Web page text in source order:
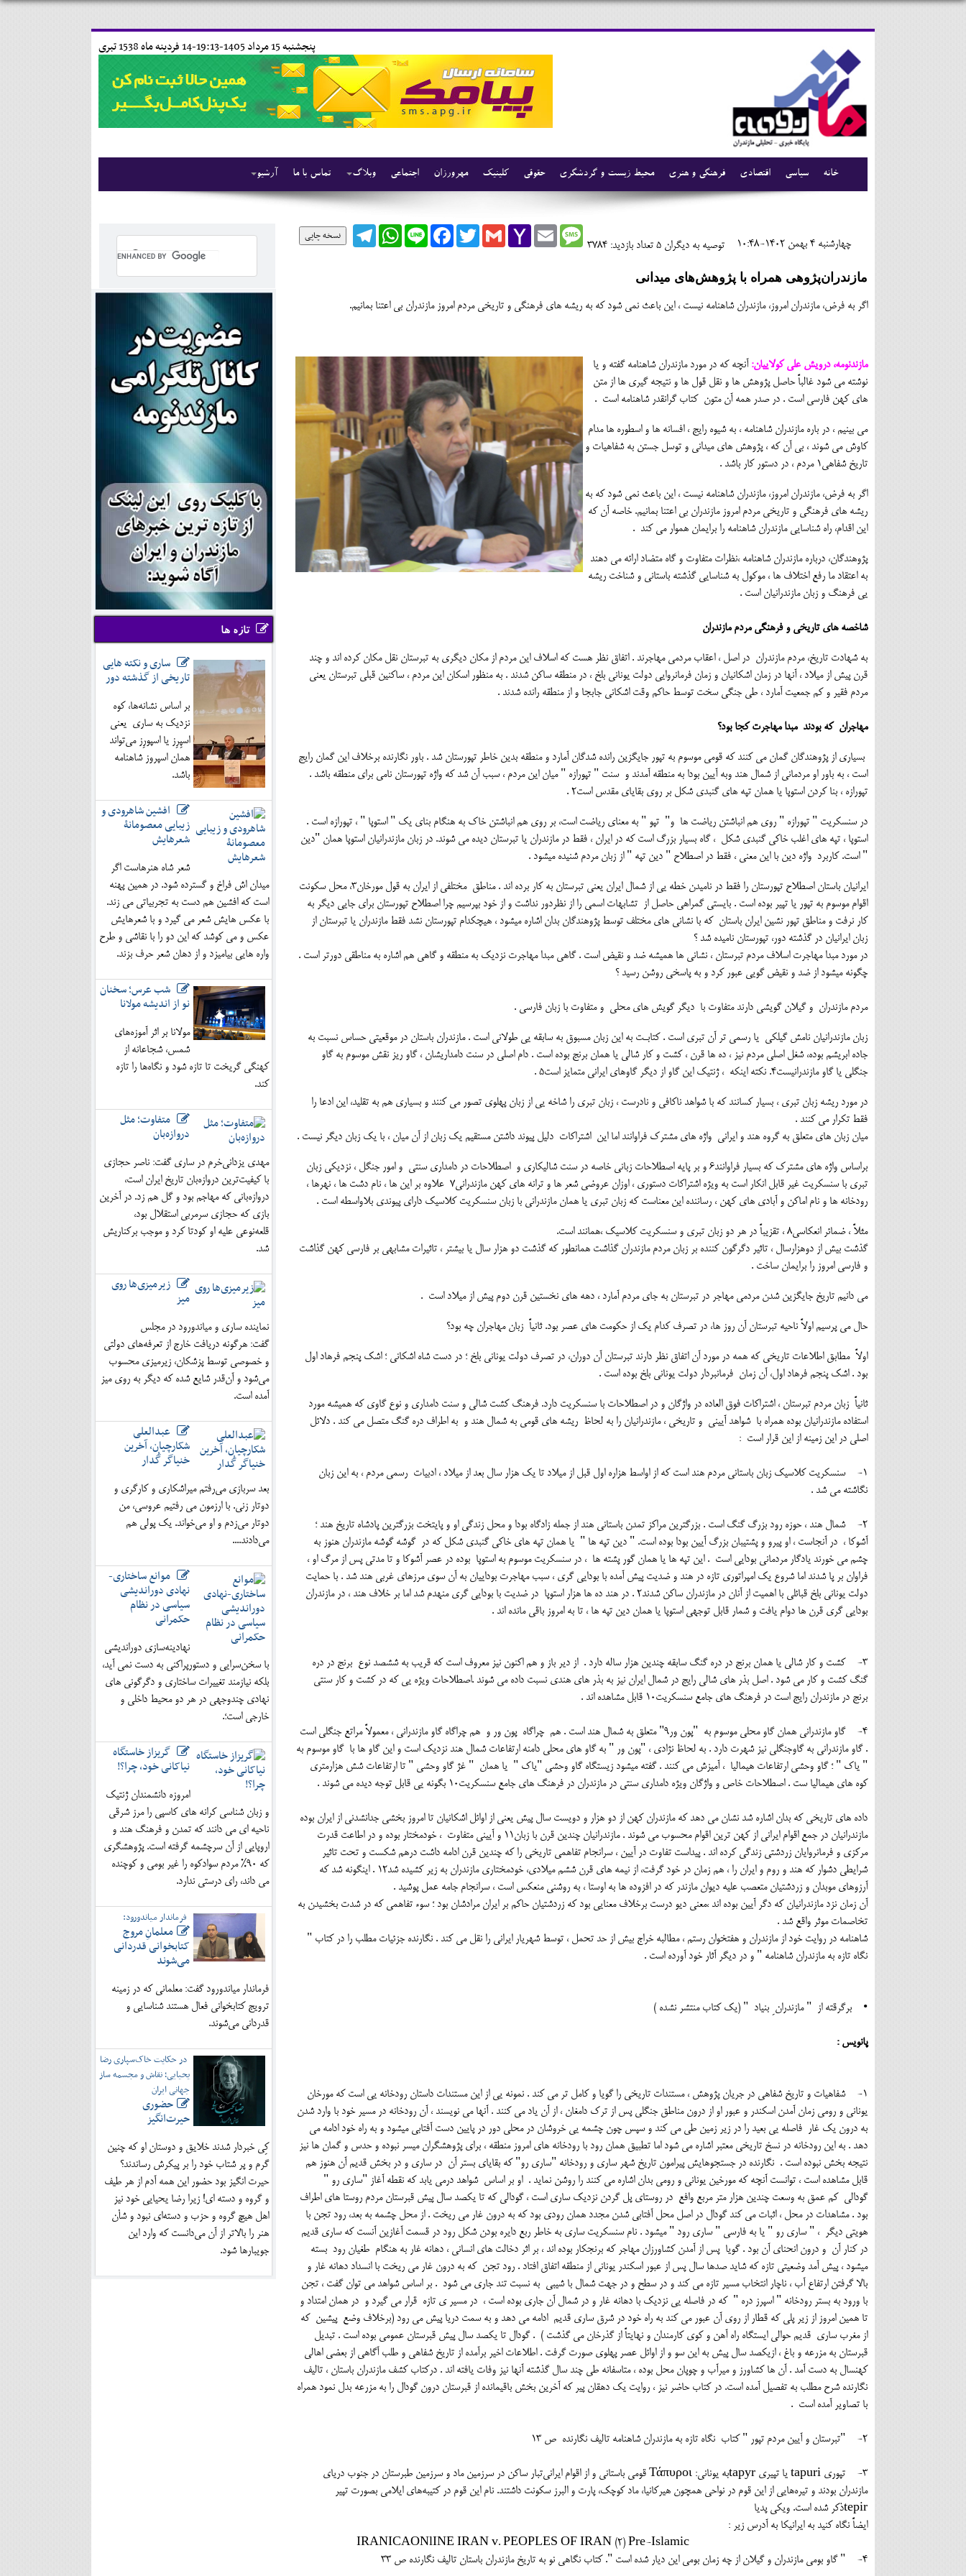
14 فردينه ماه 1538 تبری پنجشنبه 15 مرداد 1405-19:13-
آرشیو تماس با ما وبلاگ اجتماعی مهرورزان کلینیک حقوقی محیط زیست و گردشگری فرهنگی و هنری اقتصادی سیاسی خانه
نسخه چاپیTelegramWhatsApp Line
FacebookTwitterGmailYahoo
Mail
EmailMessage
تعداد بازدید: 3784 توصیه به دیگران 5 چهارشنبه 4 بهمن 1402-10:48
مازندران‌پژوهی همراه با پژوهش‌های میدانی
اگر به فرض، مازندران امروز، مازندران شاهنامه نیست ، این باعث نمی شود که به ریشه های فرهنگی و تاریخی مردم امروز مازندران بی اعتنا بمانیم.
مازندنومه، درویش علی کولاییان: آنچه که در مورد مازندران شاهنامه گفته و یا
نوشته می شود غالباً حاصل پژوهش ها و نقل قول ها و نتیجه گیری ها از متن
های کهن فارسی است . در صدر همه آن متون کتاب گرانقدر شاهنامه است .
می بینیم ، در باره مازندران شاهنامه ، به شیوه رایج ، افسانه ها و اسطوره ها مدام
کاوش می شوند ، بی آن که ، پژوهش های میدانی و توسل جستن به شفاهیات و
تاریخ شفاهی1 مردم ، در دستور کار باشد .
اگر به فرض، مازندران امروز، مازندران شاهنامه نیست ، این باعث نمی شود که به
ریشه های فرهنگی و تاریخی مردم امروز مازندران بی اعتنا بمانیم. خاصه آن که
این اقدام، راه شناسایی مازندران شاهنامه را برایمان هموار می کند .
پژوهندگان، درباره مازندران شاهنامه ،نظرات متفاوت و گاه متضاد ارائه می دهند
به اعتقاد ما رفع اختلاف ها ، موکول به شناسایی گذشته باستانی و شناخت ریشه
یی فرهنگ و زبان مازندرانیان است .
شاخصه های تاریخی و فرهنگی مردم مازندران
به شهادت تاریخ، مردم مازندران در اصل ، اعقاب مردمی مهاجرند . اتفاق نظر هست که اسلاف این مردم از مکان دیگری به تبرستان نقل مکان کرده اند و چند
قرن پیش از میلاد ، آنها در زمان اشکانیان و زمان فرمانروایی دولت یونانی بلخ ، در منطقه ساکن شدند . به منظور اسکان این مردم ، ساکنین قبلی تبرستان یعنی
مردم فقیر و کم جمعیت آمارد ، طی جنگی سخت توسط حاکم وقت اشکانی جابجا و از منطقه رانده شدند .
مهاجران که بودند مبدا مهاجرت کجا بود؟
بسیاری از پژوهندگان گمان می کنند که قومی موسوم به تپور جایگزین رانده شدگان آمارد و منطقه بدین خاطر تپورستان شد . باور نگارنده برخلاف این گمان رایج
است ، به باور او مردمانی از شمال هند وبه آیین بودا به منطقه آمدند و سنت " تپورازه " میان این مردم ، سبب آن شد که واژه تپورستان نامی برای منطقه باشد .
تپورازه ، بنا کردن استوپا یا همان تپه های گنبدی شکل بر روی بقایای مقدس است2 .
در سنسکریت " تپورازه " روی هم انباشتن ریاضت ها و" تپو " به معنای ریاضت است، بر روی هم انباشتن خاک به هنگام بنای یک " استوپا " ، تپورازه است .
استوپا ، تپه های اغلب خاکی گنبدی شکل ، گاه بسیار بزرگ است که در ایران ، فقط در مازندران یا تبرستان دیده می شوند. در زبان مازندرانیان استوپا همان "دین
" است. کاربرد واژه دین با این معنی ، فقط در اصطلاح " دین تپه " از زبان مردم شنیده میشود .
ایرانیان باستان اصطلاح تپورستان را فقط در نامیدن خطه یی از شمال ایران یعنی تبرستان به کار برده اند . مناطق مختلفی از ایران به قول مورخان3، محل سکونت
اقوام موسوم به تپور یا تپیر بوده است . بایستی گمراهی حاصل از تشابهات اسمی را از نظردور نداشت و از خود بپرسیم چرا اصطلاح تپورستان برای جایی دیگر به
کار نرفت و مناطق تپور نشین ایران باستان که با نشانی های مختلف توسط پژوهندگان بدان اشاره میشود ، هیچکدام تپورستان نشد فقط مازندران یا تبرستان از
زبان ایرانیان در گذشته دور، تپورستان نامیده شد ؟
در مورد مبدا مهاجرت اسلاف مردم تبرستان ، نشانی ها همیشه ضد و نقیض است . گاهی مبدا مهاجرت نزدیک به منطقه و گاهی هم اشاره به مناطقی دورتر است .
چگونه میشود از ضد و نقیض گویی عبور کرد و به پاسخی روشن رسید ؟
مردم مازندران و گیلان گویشی دارند متفاوت با دیگر گویش های محلی و متفاوت با زبان فارسی .
زبان مازندرانیان نامش گیلکی یا رسمی تر آن تبری است . کتابـت به این زبان مسبوق به سابقه یی طولانی است . مازندران باستان در موقعیتی حساس نسبت به
جاده ابریشم بوده، شغل اصلی مردم نیز ، ده ها قرن ، کشت و کار شالی یا همان برنج بوده است . دام اصلی در سنت دامداریشان ، گاو ریز نقش موسوم به گاو
جنگلی یا گاو مازندرانیست4. نکته اینکه ، ژنتیک این گاو از دیگر گاوهای ایرانی متمایز است5 .
در مورد ریشه زبان تبری ، بسیار کسانند که با شواهد ناکافی و نادرست ، زبان تبری را شاخه یی از زبان پهلوی تصور می کنند و بسیاری هم به تقلید، این ادعا را
فقط تکرار می کنند .
میان زبان های متعلق به گروه هند و ایرانی واژه های مشترک فراوانند اما این اشتراکات دلیل پیوند داشتن مستقیم یک زبان از آن میان ، با یک زبان دیگر نیست .
براساس واژه های مشترک که بسیار فراوانند6 و بر پایه اصطلاحات زبانی خاصه در سنت شالیکاری و اصطلاحات در دامداری سنتی و امور جنگل ، نزدیکی زبان
تبری با سنسکریت غیر قابل انکار است به ویژه اشتراکات دستوری ، اوزان عروضی شعر ها و ترانه های کهن مازندرانی7 علاوه بر این ها ، نام دشت ها ، نهرها ،
رودخانه ها و نام اماکن و آبادی های کهن ، رساننده این معناست که زبان تبری یا همان مازندرانی با زبان سنسکریت کلاسیک دارای پیوندی بلاواسطه است .
مثلاً ، ضمائر انعکاسی8 ، تقزیباً در هر دو زبان تبری و سنسکریت کلاسیک ،همانند است.
گذشت بیش از دوهزارسال ، تاثیر دگرگون کننده بر زبان مردم مازندران گذاشت همانطور که گذشت دو هزار سال یا بیشتر ، تاثیرات مشابهی بر فارسی کهن گذاشت
و فارسی امروز را برایمان ساخت .
می دانیم تاریخ جایگزین شدن مردمی مهاجر در تبرستان به جای مردم آمارد ، دهه های نخستین قرن دوم پیش از میلاد است .
حال می پرسیم اولاً ناحیه تبرستان آن روز ها، در تصرف کدام یک از حکومت های عصر بود. ثانیاً زبان مهاجران چه بود؟
اولاً مطابق اطلاعات تاریخی که همه در مورد آن اتفاق نظر دارند تبرستان آن دوران، در تصرف دولت یونانی بلخ ؛ در دست شاه اشکانی ؛ اشک پنجم فرهاد اول
بود . اشک پنجم فرهاد اول، آن زمان فرمانبردار دولت یونانی بلخ بوده است .
ثانیاً زبان مردم تبرستان ، اشتراکات فوق العاده در واژگان و در اصطلاحات با سنسکریت دارد. فرهنگ کشت شالی و سنت دامداری و نوع گاوی که همیشه مورد
استفاده مازندرانیان بوده همراه با شواهد آیینی و تاریخی ، مازندرانیان را به لحاظ ریشه های قومی به شمال هند و به اطراف دره گنگ متصل می کند . دلائل
اصلی در این زمینه از این قرار است :
1- سنسکریت کلاسیک زبان باستانی مردم هند است که از اواسط هزاره اول قبل از میلاد تا یک هزار سال بعد از میلاد ، ادبیات رسمی مردم ، به این زبان
نگاشته می شد .
2- شمال هند ، حوزه رود بزرگ گنگ است . بزرگترین مراکز تمدن باستانی هند از جمله زادگاه بودا و محل زندگی او و پایتخت بزرگترین پادشاه تاریخ هند ؛
آشوکا ، در آنجاست ، او پیرو و پشتیبان بزرگ آیین بودا بوده است. " دین تپه ها " یا همان تپه های خاکی گنبدی شکل که در گوشه گوشه مازندران هنوز به
چشم می خورند یادگار مردمانی بودایی است . این تپه ها یا همان گور پشته ها ، در سنسکریت موسوم به استوپا بوده در عصر آشوکا و تا مدتی پس از مرگ او ،
فراوان بر پا شدند اما شروع یک امپراتوری تازه در هند و ضدیت پیش آمده با بودایی گری ، سبب مهاجرت بوداییان به آن سوی مرزهای غربی هند شد . با حمایت
دولت یونانی بلخ قبائلی با اهمیت از آنان در مازندران ساکن شدند2 . در هند ده ها هزار استوپا در ضدیت با بودایی گری منهدم شد اما بر خلاف هند ، در مازندران
بودایی گری قرن ها دوام یافت و شمار قابل توجهی استوپا یا همان دین تپه ها ، تا به امروز باقی مانده اند .
3- کشت و کار شالی یا همان برنج در دره گنگ سابقه چندین هزار ساله دارد . از دیر باز و هم اکنون نیز معروف است که قریب به ششصد نوع برنج در دره
گنگ کشت و کار می شود . اصل بذر های شالی رایج در شمال ایران نیز به بذر های هندی نسبت داده می شوند .اصطلاحات ویژه یی که در کشت و کار سنتی
برنج در مازندران رایج است در فرهنگ های جامع سنسکریت10 قابل مشاهده اند .
4- گاو مازندرانی همان گاو محلی موسوم به "پون ور9" متعلق به شمال هند است . هم چراگاه پون ور و هم چراگاه گاو مازندرانی ، معمولاً مراتع جنگلی است
. گاو مازندرانی به گاوجنگلی نیز شهرت دارد . به لحاظ نژادی ، "پون ور " به گاو های محلی دامنه ارتفاعات شمال هند نزدیک است و این گاو ها با گاو موسوم به
" یاک " ؛ گاو وحشی ارتفاعات هیمالیا ، آمیزش می کنند . گفته میشود زیستگاه گاو وحشی "یاک " یا همان " غژ گاو وحشی " تا ارتفاعات شش هزارمتری
کوه های هیمالیا ست . اصطلاحات خاص و واژگان ویژه دامداری سنتی در مازندران در فرهنگ های جامع سنسکریت10 بگونه یی قابل توجه دیده می شوند .
داده های تاریخی که بدان اشاره شد نشان می دهد که مازندران کهن از دو هزار و دویست سال پیش یعنی از اوائل اشکانیان تا امروز بخشی جدانشدنی از ایران بوده
مازندرانیان در جمع اقوام ایرانی از کهن ترین اقوام محسوب می شوند . مازندرانیان چندین قرن با زبان11 و آیینی متفاوت ، خودمختار بوده و در اطاعت قدرت
مرکزی و فرمانروایان زردشتی زندگی کرده اند . پیداست تفاوت در آیین ، سرانجام تفاهمی تاریخی را که چندین قرن ادامه داشت درهم شکست و تحت تاثیر
شرایطی دشوار که هند و روم و ایران را ، هم زمان در خود گرفت، از نیمه های قرن ششم میلادی، خودمختاری مازندران به زیر کشیده شد12 . اینگونه شد که
آرزوهای موبدان و زردشتیان متعصب علیه دیوان مازندر که در افزوده ها به اوستا ، به روشنی منعکس است ، سرانجام جامه عمل پوشید .
آن زمان نزد مازندرانیان که دگر آیین بوده اند ،معنی دیو درست برخلاف معنایی بود که زردشتیان حاکم بر ایران مرادشان بود ؛ سوء تفاهمی که در شدت بخشیدن به
تخاصمات موثر واقع شد .
شاهنامه در روایت خود از مازندران و هفتخوان رستم ، مطالبه خراج بیش از حد تحمل ، توسط شهریار ایرانی را نقل می کند . نگارنده جزئیات مطلب را در کتاب "
نگاه تازه به مازندران شاهنامه " و در دیگر آثار خود آورده است .
• برگرقته از " مازندران ِ بنیاد " (یک کتاب منتشر نشده )
پانویس :
1- شفاهیات و تاریخ شفاهی در جریان پژوهش ، مستندات تاریخی را گویا و کامل تر می کند . نمونه یی از این مستندات داستان رودخانه یی است که مورخان
یونانی و رومی زمان آمدن اسکندر و عبور او از درون مناطق جنگلی پس از ترک دامغان ، از آن یاد می کنند . آنها می نویسند ، آن رودخانه در مسیر خود با وارد شدن
به درون یک غار فاصله یی بعید را در زیر زمین طی می کند و سپس چون چشمه یی خروشان در محلی دور در پایین دست آفتابی میشود و به راه خود ادامه می
دهد . به این رودخانه در نسخ تاریخی معتبر اشاره می شود اما تطبیق همان رود با رودخانه های امروز منطقه ، برای پژوهشگران میسر نبوده و حدس و گمان ها نیز
نتیجه بخش نبوده است . نگارنده در جستجوهایش پیرامون تاریخ شهر ساری و رودخانه "ساری رو" که بقایای بستر آن در ساری و در بخش قدیم آن هنوز هم
قابل مشاهده است ، توانست آنچه که مورخین یونانی و رومی بدان اشاره می کنند را روشن نماید . او بر اساس شواهد درمی یابد که نقطه آغاز "ساری رو "
گودالی کم عمق به وسعت چندین هزار متر مربع وافع در روستای پل گردن نزدیک ساری است ، گودالی که تا یکصد سال پیش قبرستان مردم روستا های اطراف
بود . مشاهدات در محل ، اثبات می کند گودال در اصل محل آفتابی شدن مجدد همان رودی بود که به درون غار می ریخت . از محل چشمه به بعد، رود تجن با
هویتی دیگر ، " ساری رو " یا به فارسی " ساری رود " میشود . نام سنسکریت ساری به خاطر ربع دایره بودن شکل رود در قسمت آغازین آنست که ساری قدیم
در کنار آن و درون انحنای آن بود . گویا پس از آمدن کشاورزان مهاجر که برنجکار بوده اند ، بر اثر دخالت های انسانی ، دهانه غار به هنگام طغیان رود بسته
میشود ، پیش آمد وضعیتی تازه که شاید صدها سال پس از عبور اسکندر یونانی از منطقه اتفاق افتاد . رود تجن که به درون غار می ریخت با انسداد دهانه غار و
بالا گرفتن ارتفاع آب ، ناچار انتخاب مسیر تازه می کند و در سطح و در جهت شمال با شیبی به نسبت تند جاری می شود . بر اساس شواهد می توان گفت ، تجن
با ورود به بستر رودخانه " اسپرز دره " که در فاصله یی نزدیک با دهانه غار و در شمال آن جاری بوده است ، در مسیر ی تازه قرار می گیرد و در همان امتداد و
تا همین امروز از زیر پلی که قطار از روی آن عبور می کند به راه خود در شرق ساری قدیم ادامه می دهد و به سمت دریا پیش می رود (برخلاف وضع پیشین که
از مغرب ساری قدیم حوالی ایستگاه راه آهن و کوی کارمندان و نهایتاً از گذرخان می گذشت ) . گودال تا یکصد سال پیش قبرستان عمومی بوده است . تبدیل
قبرستان به مزرعه و باغ ، ازیکصد سال پیش به این سو و از اوائل عصر پهلوی صورت گرفت . اطلاعات اخیر برآمده از تاریخ شفاهی و طلب آگاهی از بعضی اهالی
کهنسال به دست آمد . آن ها کشاورز و میرآب و چوپان محل بوده ، متاسفانه طی چند سال گذشته آنها نیز وفات یافته اند . درکتاب کشف مازندران باستان ، تالیف
نگارنده شرح مطلب به تفصیل آمده است. در کتاب حاضر نیز ، روایت یک دهقان پیر که آخرین بخش باقیمانده از قبرستان درون گودال را به مزرعه بدل نمود همراه
با تصاویر آمده است .
2- "تبرستان و آیین مردم تپور " کتاب نگاه تازه به مازندران شاهنامه تالیف نگارنده ص 13
3- تپوری tapuri یا تپیری tapyrبه یونانی: Τάπυροι قومی باستانی و از اقوام ایرانی‌تبار ساکن در سرزمین ماد و سرزمین طبرستان در جنوب دریای
مازندران بودند و تیره‌هایی از این قوم در نواحی همچون هیرکانیا، ماد کوچک، پارت و البرز سکونت داشتند. نام این قوم در کتیبه‌های ایلامی بصورت تپیر
tepirذکر شده است. ویکی پدیا
ایضاً نگاه کنید به ایرانیکا به آدرس زیر :
4- " گاو بومی مازندران و گیلان از چه زمان بومی این دیار شده است ". کتاب نگاهی نو به تاریخ مازندران باستان تالیف نگارنده ص 33
تازه ها
ساری و نکته هایی
تاریخی از گذشته دور
بر اساس نشانه‌ها، کوه
نزدیک به ساری یعنی
اسپِرِز یا اسپورِز می‌تواند
همان اسپروز شاهنامه
باشد.
افشین شاهرودی و
زیبایی معصومانۀ
شعرهایش
شعر شاه هنرهاست اگر
میدان اش فراخ و گسترده شود. در همین پهنه
است که افشین هم دست به تجربیاتی می زند.
با عکس هایش شعر می گیرد و با شعرهایش
عکس و می کوشد که این دو را با نقاشی و طرح
واره هایی بیامیزد و از دهان شعر حرف بزند.
شب عرس؛ سخنان
نو از اندیشه مولانا
مولانا بر اثر آموزه‌های
شمس، شجاعانه از
کهنگی گریخت تا تازه شود و نگاه‌ها را تازه
کند.
متفاوت؛ مثل
دروازه‌بان
مهدی یزدانی‌خرم در ساری گفت: ناصر حجازی
با کیفیت‌ترین دروازه‌بان تاریخ ایران است،
دروازه‌بانی که مهاجم بود و گل هم زد. در آخرین
بازی که حجازی سرمربی استقلال بود،
قلعه‌نوعی علیه او کودتا کرد و موجب برکناریش
شد.
زیرمیزی‌ها روی
میز
نماینده ساری و میاندورود در مجلس
گفت: هرگونه دریافت خارج از تعرفه‌های دولتی
و خصوصی توسط پزشکان، زیرمیزی محسوب
می‌شود و آن‌قدر شایع شده که دیگر به روی میز
آمده است.
عبدالعلی
شکارچیان، آخرین
خنیاگر گُدار
بعد سربازی می‌رفتم میراشکاری و کارگری و
دوتار زنی. با ارزمون می رفتیم عروسی، من
دوتار می‌زدم و او می‌خواند. یک پولی هم
می‌دادند....
موانع ساختاری-
نهادی دوراندیشی
سیاسی در نظام
حکمرانی
نهادینه‌سازی دوراندیشی
با سخن‌سرایی و دستورپراکنی به دست نمی آید،
بلکه نیازمند تغییرات ساختاری و دگرگونی های
نهادی چندوجهی در هر دو محیط داخلی و
خارجی است؛.
گریزاز خاستگاه
نیاکانی خود، چرا؟!
امروزه دانشمندان ژنتیک
و زبان شناسی کرانه های کاسپی را مرز شرقی
ناحیه ای می دانند که تمدن و فرهنگ هند و
اروپایی از آن سرچشمه گرفته است. پژوهشگری
که 90% مردم سوادکوه را غیر بومی و کوچنده
می داند، رای درستی ندارد.
فرماندار میاندورود:
معلمانِ مروج
کتابخوانی قدردانی
می‌شوند
فرماندار میاندورود گفت: معلمانی که در زمینه
ترویج کتابخوانی فعال هستند شناسایی و
قدردانی می‌شوند.
در حکایت خاک‌سپاری رضا
یحیایی؛ نقاش و مجسمه ساز
جهانی ایران
حضوری
حیرت‌انگیز
کِی خبردار شدند خلایق و دوستان او که چنین
گرم و پر شتاب خود را بر پیکرش رساندند؟
حیرت انگیز بود حضور این همه آدم از هر طیف
و گروه و دسته ای! زیرا رضا یحیایی خود نیز
اهل هیچ گروه و حزب و دسته‌ای نبود و شأن
هنر را بالاتر از آن می‌دانست که وارد این
جویبارها شود.